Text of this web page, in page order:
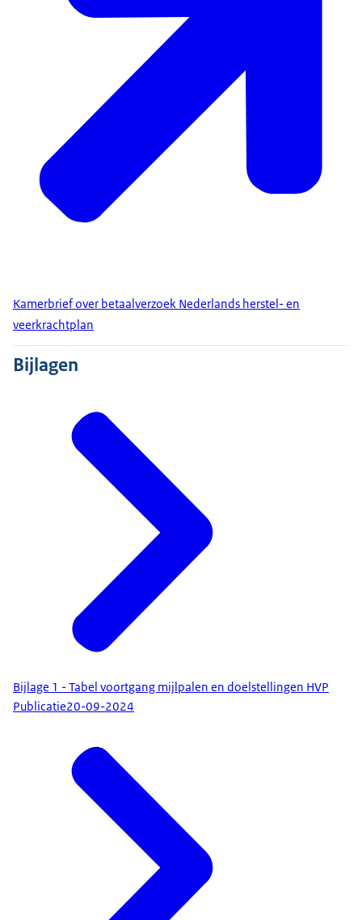
Kamerbrief over betaalverzoek Nederlands herstel- en
veerkrachtplan
Bijlagen
Bijlage 1 - Tabel voortgang mijlpalen en doelstellingen HVP
Publicatie20-09-2024